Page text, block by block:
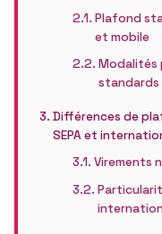
Plafond
et mobile
Modalités
standards
Différences de
SEPA et
Virements